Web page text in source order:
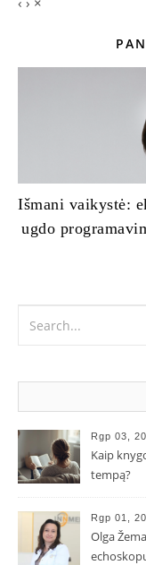
Išmani vaikystė:
ugdo
Rgp 03,
Kaip
tempą?
Rgp 01,
Olga